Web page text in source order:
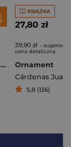
Epizod z życia malarza podróźnika
KSIĄŻKA
27,80 zł
39,90 zł -
cena detaliczna
Ornament
Cárdenas Juan
5,8 (136)